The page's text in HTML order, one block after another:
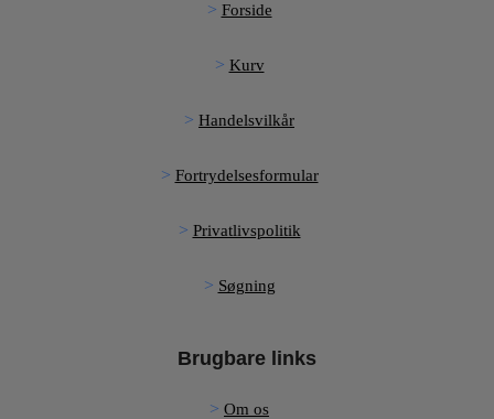
Forside
Kurv
Handelsvilkår
Fortrydelsesformular
Privatlivspolitik
Søgning
Brugbare links
Om os